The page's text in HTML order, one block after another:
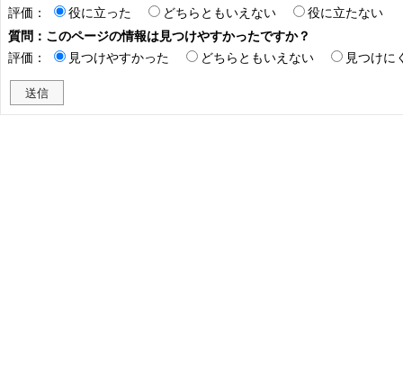
評価：
役に立った どちらともいえない
役に立たない
質問：このページの情報は見つけやすかったですか？
評価：
見つけやすかった どちらともいえない 見つけに